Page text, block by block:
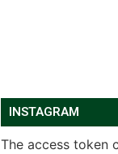
INSTAGRAM
The access token